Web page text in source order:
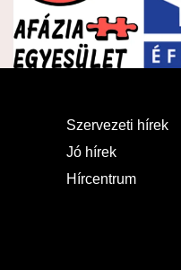
Szervezeti hírek
Jó hírek
Hírcentrum